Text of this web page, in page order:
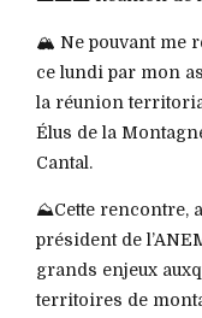
🏔️ Ne pouvant me
ce lundi par mon
la réunion
Élus de la
Cantal.
⛰️Cette rencontre,
président de
grands enjeux
territoires de